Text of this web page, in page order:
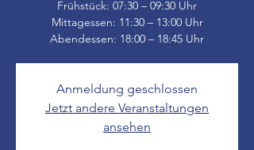
Frühstück: 07:30 – 09:30 Uhr
Mittagessen: 11:30 – 13:00 Uhr
Anmeldung geschlossen
Jetzt andere Veranstaltungen
ansehen